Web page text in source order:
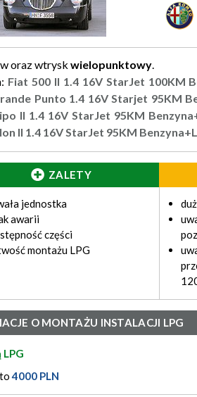
oraz wtrysk wielopunktowy.
Fiat 500 II 1.4 16V StarJet 100KM
Punto 1.4 16V Starjet 95KM
II 1.4 16V StarJet 95KM
II 1.4 16V StarJet 95KM
ZALETY
jednostka
awarii
części
montażu LPG
O MONTAŻU INSTALACJI LPG
to4000 PLN